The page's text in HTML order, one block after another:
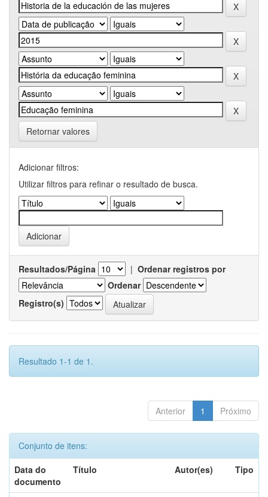
Retornar valores
Adicionar filtros:
Utilizar filtros para refinar o resultado de busca.
Resultados/Página | Ordenar registros por
Ordenar
Registro(s)
Resultado 1-1 de 1.
Anterior 1 Próximo
Conjunto de itens:
Data do
documento
Título Autor(es) Tipo